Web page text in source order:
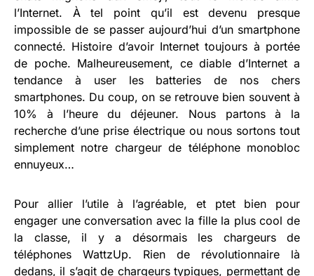
l’Internet. À tel point qu’il est devenu presque
impossible de se passer aujourd’hui d’un smartphone
connecté. Histoire d’avoir Internet toujours à portée
de poche. Malheureusement, ce diable d’Internet a
tendance à user les batteries de nos chers
smartphones. Du coup, on se retrouve bien souvent à
10% à l’heure du déjeuner. Nous partons à la
recherche d’une prise électrique ou nous sortons tout
simplement notre chargeur de téléphone monobloc
ennuyeux…
Pour allier l’utile à l’agréable, et ptet bien pour
engager une conversation avec la fille la plus cool de
la classe, il y a désormais les chargeurs de
téléphones WattzUp. Rien de révolutionnaire là
dedans, il s’agit de chargeurs typiques, permettant de